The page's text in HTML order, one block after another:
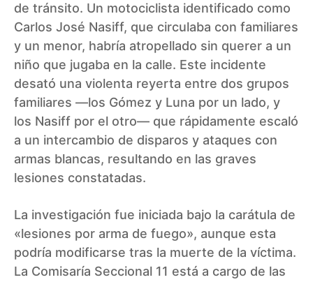
de tránsito. Un motociclista identificado como
Carlos José Nasiff, que circulaba con familiares
y un menor, habría atropellado sin querer a un
niño que jugaba en la calle. Este incidente
desató una violenta reyerta entre dos grupos
familiares —los Gómez y Luna por un lado, y
los Nasiff por el otro— que rápidamente escaló
a un intercambio de disparos y ataques con
armas blancas, resultando en las graves
lesiones constatadas.
La investigación fue iniciada bajo la carátula de
«lesiones por arma de fuego», aunque esta
podría modificarse tras la muerte de la víctima.
La Comisaría Seccional 11 está a cargo de las